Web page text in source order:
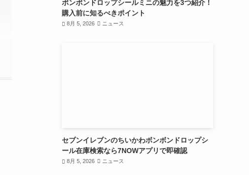
ボンボンドロップシールミニの魅力を3つ紹介！
購入前に知るべきポイント
8月 5, 2026 ニュース
セブンイレブンのちいかわボンボンドロップシ
ール在庫検索なら7NOWアプリで即確認
8月 5, 2026 ニュース